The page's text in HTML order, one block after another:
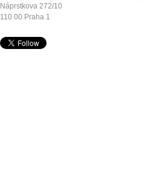
Náprstkova 272/10
110 00 Praha 1